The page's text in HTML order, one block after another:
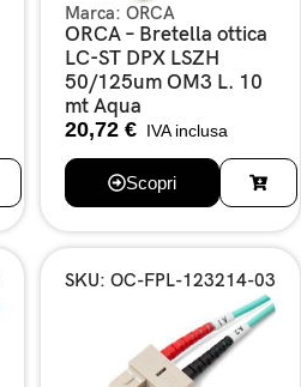
Marca: ORCA
ORCA – Bretella ottica
LC-ST DPX LSZH
50/125um OM3 L. 10
mt Aqua
20,72 € IVA inclusa
Scopri
SKU: OC-FPL-123214-03